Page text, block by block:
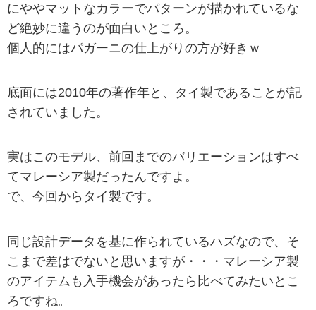
にややマットなカラーでパターンが描かれているな
ど絶妙に違うのが面白いところ。
個人的にはパガーニの仕上がりの方が好きｗ
底面には2010年の著作年と、タイ製であることが記
されていました。
実はこのモデル、前回までのバリエーションはすべ
てマレーシア製だったんですよ。
で、今回からタイ製です。
同じ設計データを基に作られているハズなので、そ
こまで差はでないと思いますが・・・マレーシア製
のアイテムも入手機会があったら比べてみたいとこ
ろですね。